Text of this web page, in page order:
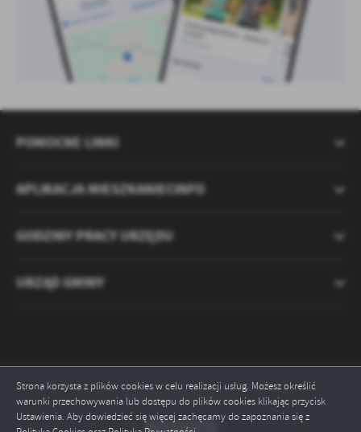
Strona korzysta z plików cookies w celu realizacji usług. Możesz określić
warunki przechowywania lub dostępu do plików cookies klikając przycisk
Ustawienia. Aby dowiedzieć się więcej zachęcamy do zapoznania się z
POMOCNE LINKI
APLIKACJA MIESZKANIECINFO
GODZINY PRACY URZĘDU
URZĄD GMINY
Odwiedzin: 2120895